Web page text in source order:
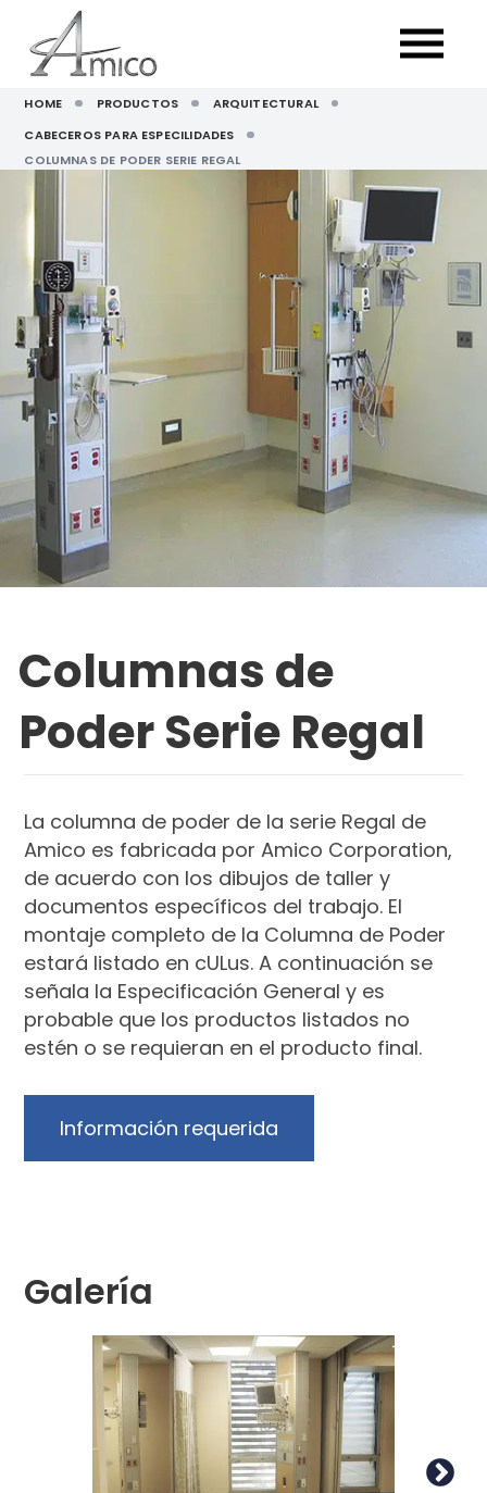
HOME PRODUCTOS
ARQUITECTURAL
CABECEROS PARA ESPECILIDADES
COLUMNAS DE PODER SERIE REGAL
Columnas de
Poder Serie Regal
La columna de poder de la serie Regal de
Amico es fabricada por Amico Corporation,
de acuerdo con los dibujos de taller y
documentos específicos del trabajo. El
montaje completo de la Columna de Poder
estará listado en cULus. A continuación se
señala la Especificación General y es
probable que los productos listados no
estén o se requieran en el producto final.
Información requerida
Galería